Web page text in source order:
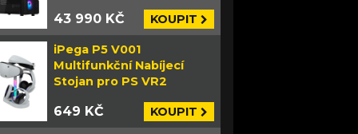
43 990 KČ KOUPIT
iPega P5 V001
Multifunkční Nabíjecí
Stojan pro PS VR2
649 KČ KOUPIT